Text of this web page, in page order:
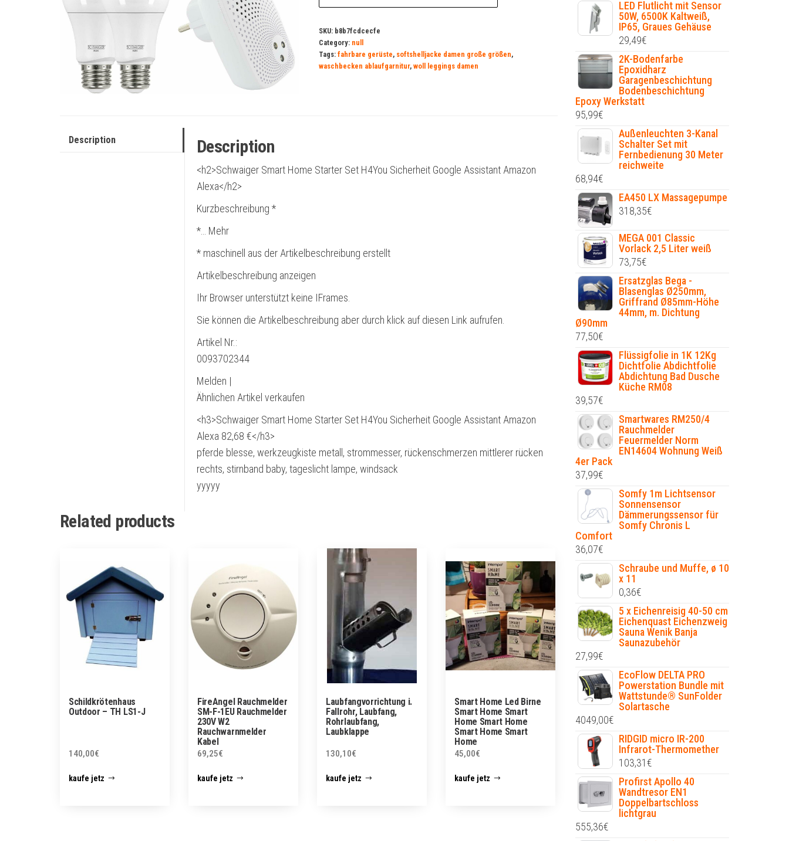
SKU: b8b7fcdcecfe
Category: null
Tags: fahrbare gerüste, softshelljacke damen große größen,
waschbecken ablaufgarnitur, woll leggings damen
Description Description
<h2>Schwaiger Smart Home Starter Set H4You Sicherheit Google Assistant Amazon
Alexa</h2>
Kurzbeschreibung *
*… Mehr
* maschinell aus der Artikelbeschreibung erstellt
Artikelbeschreibung anzeigen
Ihr Browser unterstützt keine IFrames.
Sie können die Artikelbeschreibung aber durch klick auf diesen Link aufrufen.
Artikel Nr.:
0093702344
Melden |
Ähnlichen Artikel verkaufen
<h3>Schwaiger Smart Home Starter Set H4You Sicherheit Google Assistant Amazon
Alexa 82,68 €</h3>
pferde blesse, werkzeugkiste metall, strommesser, rückenschmerzen mittlerer rücken
rechts, stirnband baby, tageslicht lampe, windsack
yyyyy
Related products
Schildkrötenhaus
Outdoor – TH LS1-J
140,00€
kaufe jetz
FireAngel Rauchmelder
SM-F-1EU Rauchmelder
230V W2
Rauchwarnmelder
Kabel
69,25€
kaufe jetz
Laubfangvorrichtung i.
Fallrohr, Laubfang,
Rohrlaubfang,
Laubklappe
130,10€
kaufe jetz
Smart Home Led Birne
Smart Home Smart
Home Smart Home
Smart Home Smart
Home
45,00€
kaufe jetz
LED Flutlicht mit Sensor
50W, 6500K Kaltweiß,
IP65, Graues Gehäuse
29,49€
2K-Bodenfarbe
Epoxidharz
Garagenbeschichtung
Bodenbeschichtung
Epoxy Werkstatt
95,99€
Außenleuchten 3-Kanal
Schalter Set mit
Fernbedienung 30 Meter
reichweite
68,94€
EA450 LX Massagepumpe
318,35€
MEGA 001 Classic
Vorlack 2,5 Liter weiß
73,75€
Ersatzglas Bega -
Blasenglas Ø250mm,
Griffrand Ø85mm-Höhe
44mm, m. Dichtung
Ø90mm
77,50€
Flüssigfolie in 1K 12Kg
Dichtfolie Abdichtfolie
Abdichtung Bad Dusche
Küche RM08
39,57€
Smartwares RM250/4
Rauchmelder
Feuermelder Norm
EN14604 Wohnung Weiß
4er Pack
37,99€
Somfy 1m Lichtsensor
Sonnensensor
Dämmerungssensor für
Somfy Chronis L
Comfort
36,07€
Schraube und Muffe, ø 10
x 11
0,36€
5 x Eichenreisig 40-50 cm
Eichenquast Eichenzweig
Sauna Wenik Banja
Saunazubehör
27,99€
EcoFlow DELTA PRO
Powerstation Bundle mit
Wattstunde® SunFolder
Solartasche
4049,00€
RIDGID micro IR-200
Infrarot-Thermomether
103,31€
Profirst Apollo 40
Wandtresor EN1
Doppelbartschloss
lichtgrau
555,36€